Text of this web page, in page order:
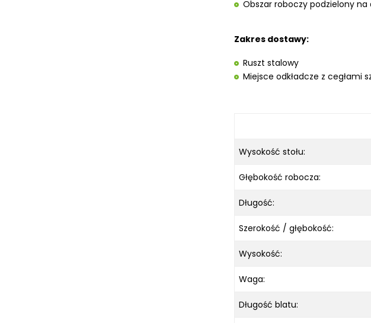
Obszar roboczy podzielony
Zakres dostawy:
Ruszt stalowy
Miejsce odkładcze z cegłami
Wysokość stołu:
Głębokość robocza:
Długość:
Szerokość / głębokość:
Wysokość:
Waga:
Długość blatu: